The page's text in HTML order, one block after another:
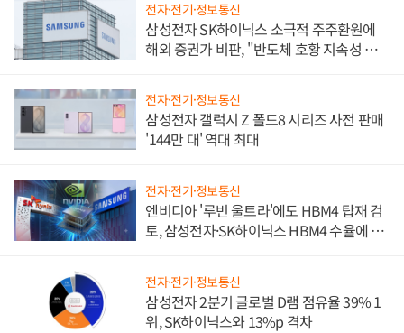
전자·전기·정보통신
삼성전자 SK하이닉스 소극적 주주환원에
해외 증권가 비판, "반도체 호황 지속성 의
전자·전기·정보통신
삼성전자 갤럭시 Z 폴드8 시리즈 사전 판매
'144만 대' 역대 최대
전자·전기·정보통신
엔비디아 '루빈 울트라'에도 HBM4 탑재 검
토, 삼성전자·SK하이닉스 HBM4 수율에 주
전자·전기·정보통신
삼성전자 2분기 글로벌 D램 점유율 39% 1
위, SK하이닉스와 13%p 격차